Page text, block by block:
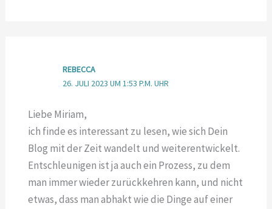
REBECCA
26. JULI 2023 UM 1:53 P.M. UHR
Liebe Miriam,
ich finde es interessant zu lesen, wie sich Dein
Blog mit der Zeit wandelt und weiterentwickelt.
Entschleunigen ist ja auch ein Prozess, zu dem
man immer wieder zurückkehren kann, und nicht
etwas, dass man abhakt wie die Dinge auf einer